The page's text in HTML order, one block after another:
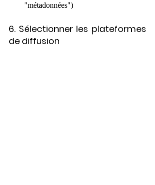
"métadonnées")
6. Sélectionner les plateformes
de diffusion